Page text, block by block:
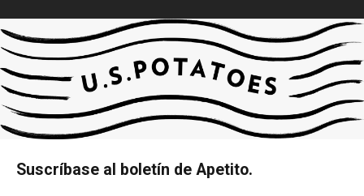
Suscríbase al boletín de Apetito.